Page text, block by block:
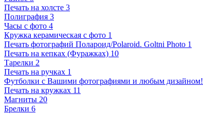
Печать на холсте 3
Полиграфия 3
Часы с фото 4
Кружка керамическая с фото 1
Печать фотографий Полароид/Polaroid. Goltni Photo 1
Печать на кепках (Фуражках) 10
Тарелки 2
Печать на ручках 1
Футболки с Вашими фотографиями и любым дизайном!
Печать на кружках 11
Магниты 20
Брелки 6